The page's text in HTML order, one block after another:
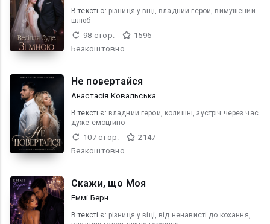
В текcті є: різниця у віці, владний герой, вимушений
шлюб
98 стор.
1596
Безкоштовно
Не повертайся
Анастасія Kовальська
В текcті є: владний герой, колишні, зустріч через час
дуже емоційно
107 стор.
2147
Безкоштовно
Скажи, що Моя
Еммі Берн
В текcті є: різниця у віці, від ненависті до кохання,